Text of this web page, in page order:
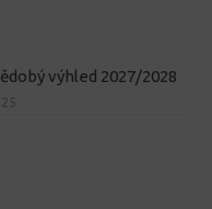
výhled 2027/2028